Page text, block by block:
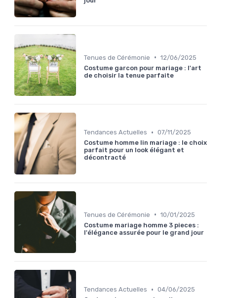
Tenues de Cérémonie • 12/06/2025
Costume garcon pour mariage : l'art
de choisir la tenue parfaite
Tendances Actuelles • 07/11/2025
Costume homme lin mariage : le choix
parfait pour un look élégant et
décontracté
Tenues de Cérémonie • 10/01/2025
Costume mariage homme 3 pieces :
l'élégance assurée pour le grand jour
Tendances Actuelles • 04/06/2025